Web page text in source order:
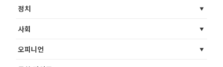
정치
사회
오피니언